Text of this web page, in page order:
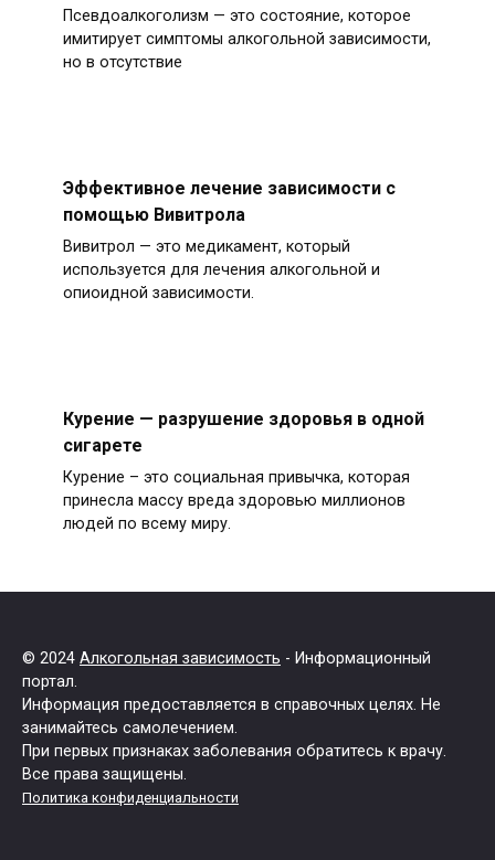
Псевдоалкоголизм — это состояние, которое
имитирует симптомы алкогольной зависимости,
но в отсутствие
Эффективное лечение зависимости с
помощью Вивитрола
Вивитрол — это медикамент, который
используется для лечения алкогольной и
опиоидной зависимости.
Курение — разрушение здоровья в одной
сигарете
Курение – это социальная привычка, которая
принесла массу вреда здоровью миллионов
людей по всему миру.
© 2024 Алкогольная зависимость - Информационный
портал.
Информация предоставляется в справочных целях. Не
занимайтесь самолечением.
При первых признаках заболевания обратитесь к врачу.
Все права защищены.
Политика конфиденциальности